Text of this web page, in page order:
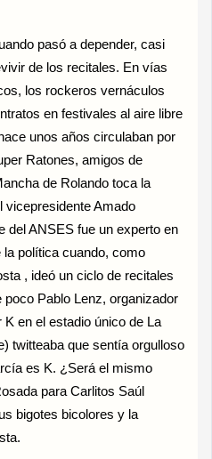
pasó a depender, casi
de los recitales. En vías
los rockeros vernáculos
en festivales al aire libre
unos años circulaban por
Ratones, amigos de
de Rolando toca la
vicepresidente Amado
del ANSES fue un experto en
la política cuando, como
, ideó un ciclo de recitales
Pablo Lenz, organizador
en el estadio único de La
twitteaba que sentía orgulloso
es K. ¿Será el mismo
para Carlitos Saúl
bigotes bicolores y la